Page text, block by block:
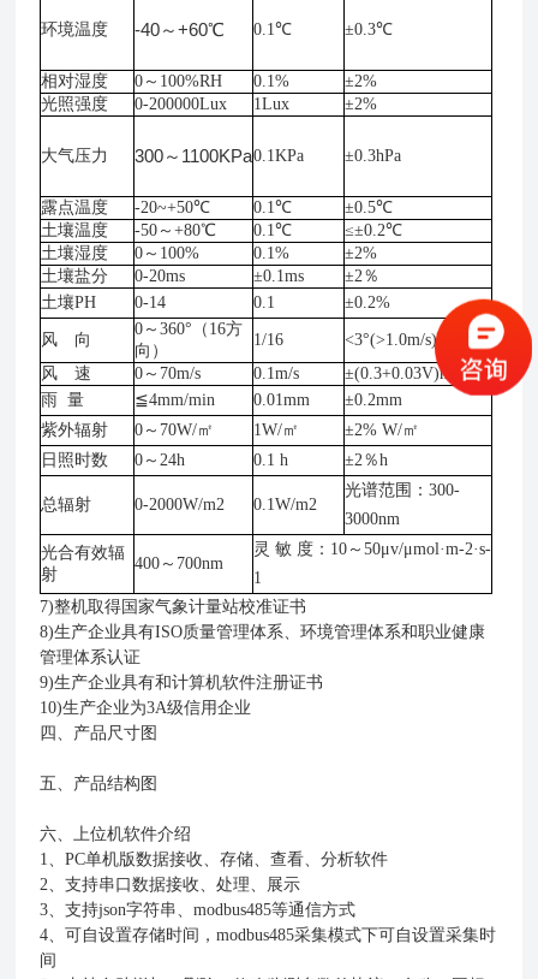
环境温度 -40～+60℃ 0.1℃ ±0.3℃
相对湿度 0～100%RH 0.1%
±2%
光照强度
0-200000Lux 1Lux ±2%
大气压力 300～1100KPa0.1KPa ±0.3hPa
露点温度 -20~+50℃ 0.1℃
±0.5℃
土壤温度
-50～+80℃ 0.1℃
≤±0.2℃
土壤湿度
0～100% 0.1%
±2%
土壤盐分
0-20ms ±0.1ms
±2％
土壤PH 0-14 0.1 ±0.2%
风 向
0～360°（16方
向）
1/16
<3°(>1.0m/s)
风 速
0～70m/s 0.1m/s
±(0.3+0.03V)m/s
雨 量 ≦4mm/min 0.01mm
±0.2mm
紫外辐射
0～70W/㎡ 1W/㎡
±2% W/㎡
日照时数
0～24h 0.1 h ±2％h
总辐射 0-2000W/m2 0.1W/m2
光谱范围：300-
3000nm
光合有效辐
射
400～700nm
灵 敏 度：10～50μv/μmol·m-2·s-
1
7)整机取得国家气象计量站校准证书
8)生产企业具有ISO质量管理体系、环境管理体系和职业健康
管理体系认证
9)生产企业具有和计算机软件注册证书
10)生产企业为3A级信用企业
四、产品尺寸图
五、产品结构图
六、上位机软件介绍
1、PC单机版数据接收、存储、查看、分析软件
2、支持串口数据接收、处理、展示
3、支持json字符串、modbus485等通信方式
4、可自设置存储时间，modbus485采集模式下可自设置采集时
间